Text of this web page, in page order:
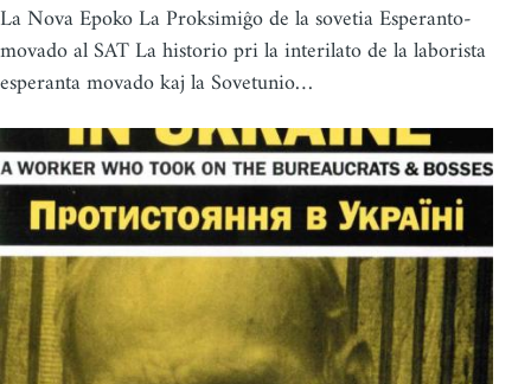
La Nova Epoko La Proksimiĝo de la sovetia Esperanto-
movado al SAT La historio pri la interilato de la laborista
esperanta movado kaj la Sovetunio…